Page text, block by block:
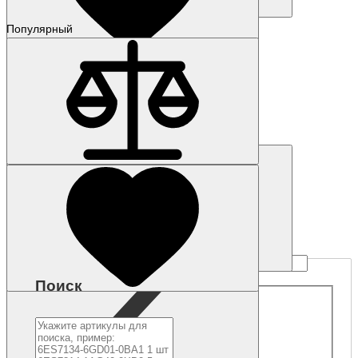
Наличие: уточняйте
Код товара: 317-01
6AG1155-5AA01-7AB0
Популярный
Поиск